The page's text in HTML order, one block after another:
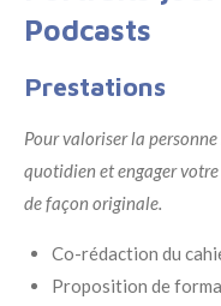
Podcasts
Prestations
Pour valoriser la
quotidien et engager
de façon originale.
Co-rédaction du
Proposition de